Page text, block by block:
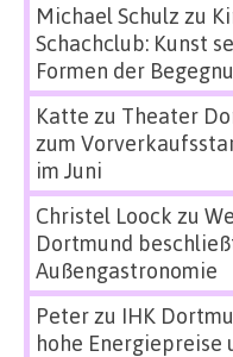
Michael Schulz zu
Schachclub: Kunst
Formen der
Katte zu Theater
zum
im Juni
Christel Loock zu
Dortmund
Außengastronomie
Peterzu IHK
hohe